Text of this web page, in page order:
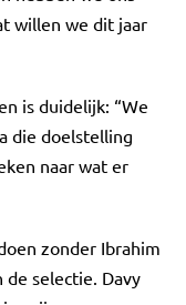
willen we dit jaar
is duidelijk: “We
die doelstelling
naar wat er
zonder Ibrahim
de selectie. Davy